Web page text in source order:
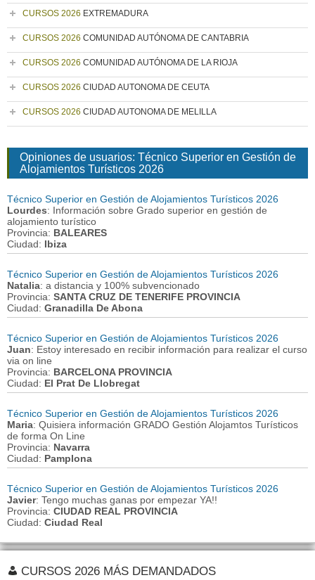
CURSOS 2026 EXTREMADURA
CURSOS 2026 COMUNIDAD AUTÓNOMA DE CANTABRIA
CURSOS 2026 COMUNIDAD AUTÓNOMA DE LA RIOJA
CURSOS 2026 CIUDAD AUTONOMA DE CEUTA
CURSOS 2026 CIUDAD AUTONOMA DE MELILLA
Opiniones de usuarios: Técnico Superior en Gestión de
Alojamientos Turísticos 2026
Técnico Superior en Gestión de Alojamientos Turísticos 2026
Lourdes: Información sobre Grado superior en gestión de
alojamiento turístico
Provincia: BALEARES
Ciudad: Ibiza
Técnico Superior en Gestión de Alojamientos Turísticos 2026
Natalia: a distancia y 100% subvencionado
Provincia: SANTA CRUZ DE TENERIFE PROVINCIA
Ciudad: Granadilla De Abona
Técnico Superior en Gestión de Alojamientos Turísticos 2026
Juan: Estoy interesado en recibir información para realizar el curso
via on line
Provincia: BARCELONA PROVINCIA
Ciudad: El Prat De Llobregat
Técnico Superior en Gestión de Alojamientos Turísticos 2026
Maria: Quisiera información GRADO Gestión Alojamtos Turísticos
de forma On Line
Provincia: Navarra
Ciudad: Pamplona
Técnico Superior en Gestión de Alojamientos Turísticos 2026
Javier: Tengo muchas ganas por empezar YA!!
Provincia: CIUDAD REAL PROVINCIA
Ciudad: Ciudad Real
CURSOS 2026 MÁS DEMANDADOS